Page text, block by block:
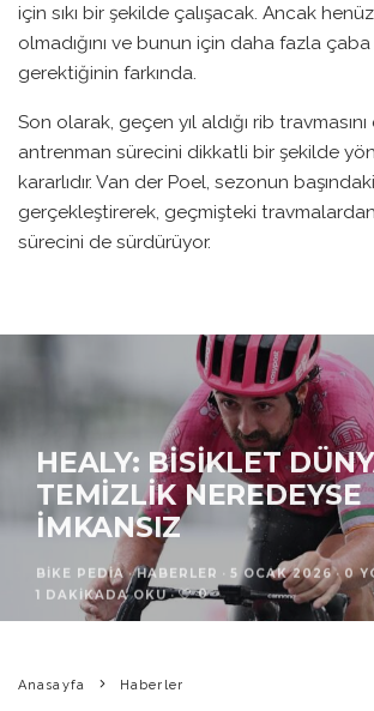
için sıkı bir şekilde çalışacak. Ancak
olmadığını ve bunun için daha fazla çaba
gerektiğinin farkında.
Son olarak, geçen yıl aldığı rib
antrenman sürecini dikkatli bir şekilde
kararlıdır. Van der Poel, sezonun
gerçekleştirerek, geçmişteki
sürecini de sürdürüyor.
HEALY: BISIKLET
TEMIZLIK NEREDEYSE
İMKANSIZ
BIKE PEDIA HABERLER 5 OCAK 2026 · 0
1 DAKIKADA OKU · 0
Anasayfa Haberler